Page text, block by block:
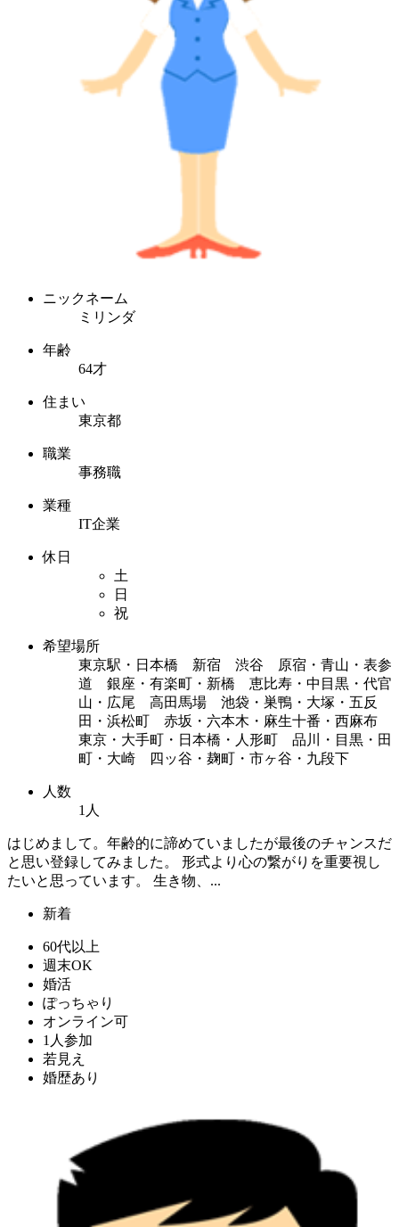
ニックネーム
ミリンダ
年齢
64才
住まい
東京都
職業
事務職
業種
IT企業
休日
土
日
祝
希望場所
東京駅・日本橋 新宿 渋谷 原宿・青山・表参
道 銀座・有楽町・新橋 恵比寿・中目黒・代官
山・広尾 高田馬場 池袋・巣鴨・大塚・五反
田・浜松町 赤坂・六本木・麻生十番・西麻布
東京・大手町・日本橋・人形町 品川・目黒・田
町・大崎 四ッ谷・麹町・市ヶ谷・九段下
人数
1人
はじめまして。年齢的に諦めていましたが最後のチャンスだ
と思い登録してみました。 形式より心の繋がりを重要視し
たいと思っています。 生き物、...
新着
60代以上
週末OK
婚活
ぽっちゃり
オンライン可
1人参加
若見え
婚歴あり